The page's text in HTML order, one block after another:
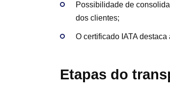
Possibilidade de
dos clientes;
O certificado IATA
Etapas do